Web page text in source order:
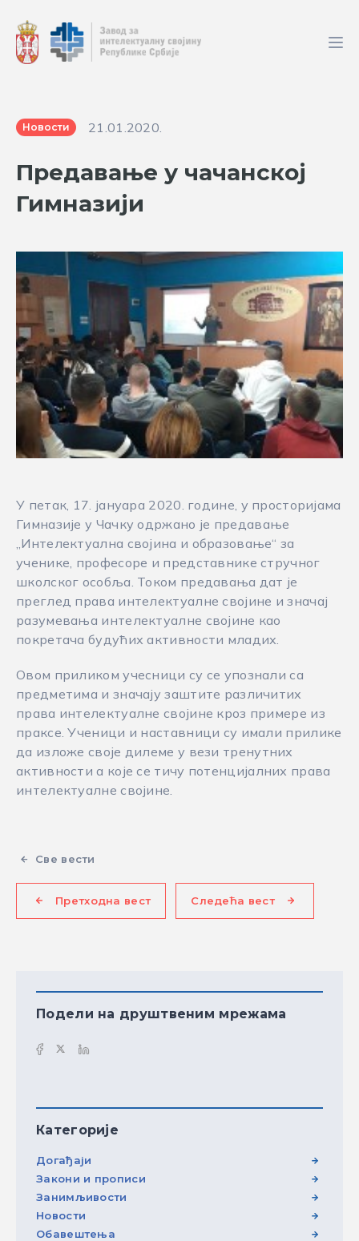
Новости 21.01.2020.
Предавање у чачанској
Гимназији
У петак, 17. јануара 2020. године, у просторијама
Гимназије у Чачку одржано је предавање
„Интелектуална својина и образовање“ за
ученике, професоре и представнике стручног
школског особља. Током предавања дат је
преглед права интелектуалне својине и значај
разумевања интелектуалне својине као
покретача будућих активности младих.
Овом приликом учесници су се упознали са
предметима и значају заштите различитих
права интелектуалне својине кроз примере из
праксе. Ученици и наставници су имали прилике
да изложе своје дилеме у вези тренутних
активности а које се тичу потенцијалних права
интелектуалне својине.
Све вести
Претходна вест Следећа вест
Подели на друштвеним мрежама
Категорије
Догађаји
Закони и прописи
Занимљивости
Новости
Обавештења